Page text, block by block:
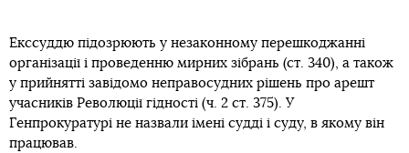
Екссуддю підозрюють у незаконному перешкоджанні
організації і проведенню мирних зібрань (ст. 340), а також
у прийнятті завідомо неправосудних рішень про арешт
учасників Революції гідності (ч. 2 ст. 375). У
Генпрокуратурі не назвали імені судді і суду, в якому він
працював.